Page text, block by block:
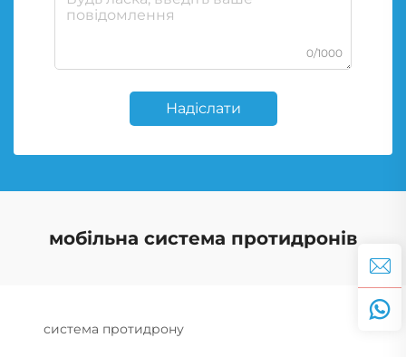
0/1000
Надіслати
мобільна система протидронів
система протидрону